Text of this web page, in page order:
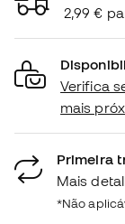
2,99 €
Verifica
mais
Primeira
Mais
*Não